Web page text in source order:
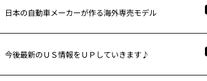
日本の自動車メーカーが作る海外専売モデル
今後最新のＵＳ情報をＵＰしていきます♪